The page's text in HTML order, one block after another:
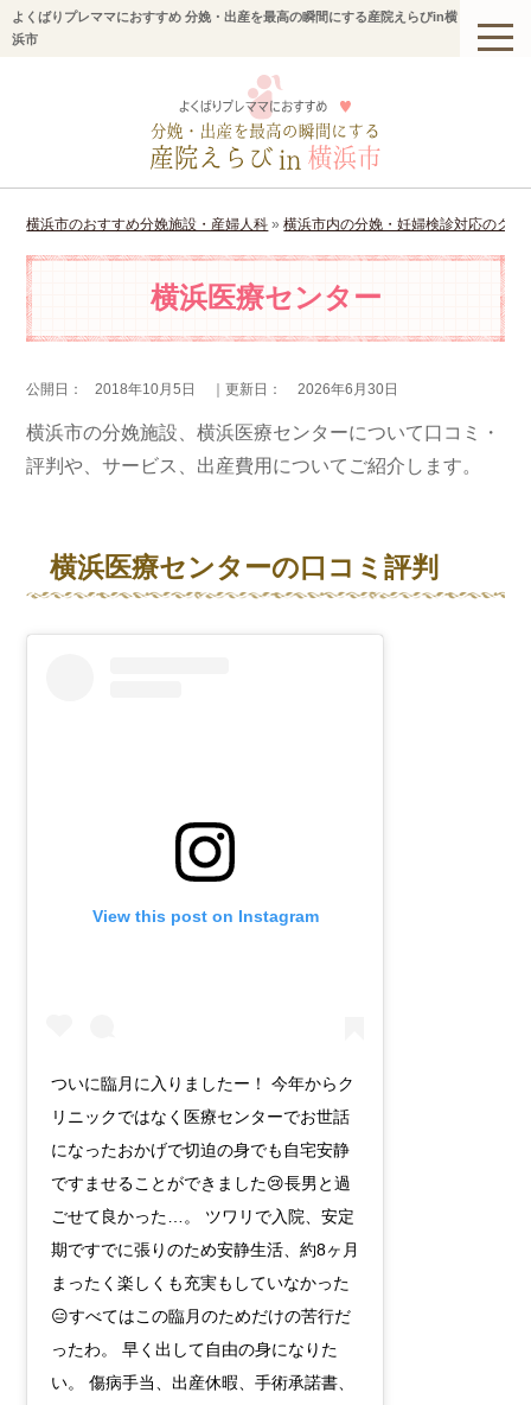
よくばりプレママにおすすめ 分娩・出産を最高の瞬間にする産院えらびin横
浜市
横浜市のおすすめ分娩施設・産婦人科 »横浜市内の分娩・妊婦検診対応のクリ
横浜医療センター
公開日： 2018年10月5日 ｜更新日： 2026年6月30日
横浜市の分娩施設、横浜医療センターについて口コミ・
評判や、サービス、出産費用についてご紹介します。
横浜医療センターの口コミ評判
View this post on Instagram
ついに臨月に入りましたー！ 今年からク
リニックではなく医療センターでお世話
になったおかげで切迫の身でも自宅安静
ですませることができました😢長男と過
ごせて良かった…。 ツワリで入院、安定
期ですでに張りのため安静生活、約8ヶ月
まったく楽しくも充実もしていなかった
😑すべてはこの臨月のためだけの苦行だ
ったわ。 早く出して自由の身になりた
い。 傷病手当、出産休暇、手術承諾書、